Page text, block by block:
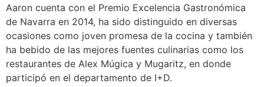
Aaron cuenta con el Premio Excelencia Gastronómica
de Navarra en 2014, ha sido distinguido en diversas
ocasiones como joven promesa de la cocina y también
ha bebido de las mejores fuentes culinarias como los
restaurantes de Alex Múgica y Mugaritz, en donde
participó en el departamento de I+D.